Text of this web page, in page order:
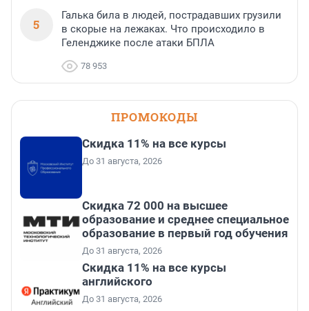
5
Галька била в людей, пострадавших грузили
в скорые на лежаках. Что происходило в
Геленджике после атаки БПЛА
78 953
ПРОМОКОДЫ
Скидка 11% на все курсы
До 31 августа, 2026
Скидка 72 000 на высшее
образование и среднее специальное
образование в первый год обучения
До 31 августа, 2026
Скидка 11% на все курсы
английского
До 31 августа, 2026